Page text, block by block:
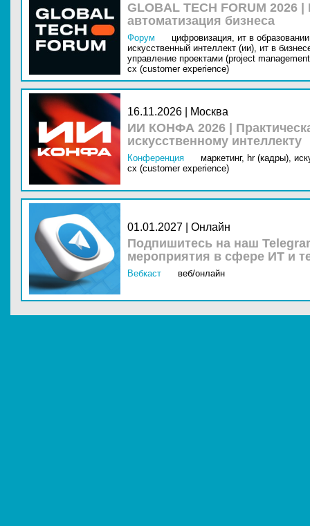
GLOBAL TECH FORUM
автоматизация бизнеса
Форум цифровизация, ит в
искусственный интеллект (ии), ит в
управление проектами (project
cx (customer experience)
16.11.2026 | Москва
ИИ КОНФА 2026 |
искусственному интеллекту
Конференция маркетинг, hr (кадры),
cx (customer experience)
01.01.2027 | Онлайн
Подпишитесь на наш
мероприятия в сфере ИТ и
Вебкаст веб/онлайн